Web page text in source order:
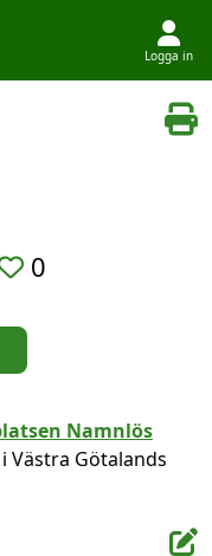
Logga in
0
i Västra Götalands